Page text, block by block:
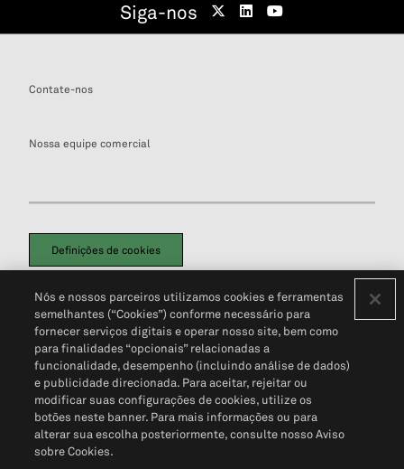
Siga-nos
Contate-nos
Nossa equipe comercial
Definições de cookies
Política de PrivacidadePortal de privacidade do cliente (em inglês)
Não Venda Minhas Informações Pessoais© 2026 S&P Global
Nós e nossos parceiros utilizamos cookies e ferramentas
semelhantes (“Cookies”) conforme necessário para
fornecer serviços digitais e operar nosso site, bem como
para finalidades “opcionais” relacionadas a
funcionalidade, desempenho (incluindo análise de dados)
e publicidade direcionada. Para aceitar, rejeitar ou
modificar suas configurações de cookies, utilize os
botões neste banner. Para mais informações ou para
alterar sua escolha posteriormente, consulte nosso Aviso
sobre Cookies.